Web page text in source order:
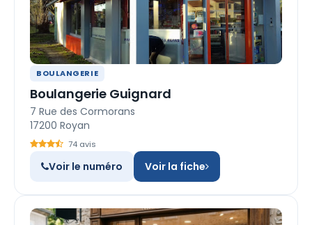
BOULANGERIE
Boulangerie Guignard
7 Rue des Cormorans
17200 Royan
74 avis
Voir le numéro Voir la fiche